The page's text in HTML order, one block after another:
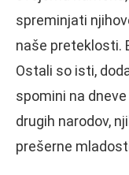
spreminjati
naše preteklosti.
Ostali so isti,
spomini na
drugih narodov,
prešerne